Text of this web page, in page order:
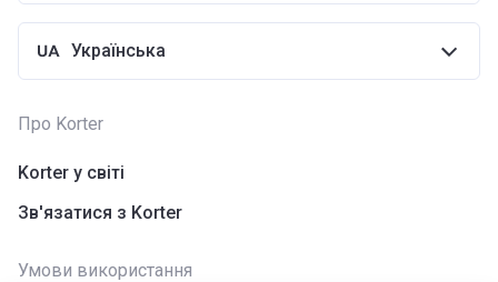
Українська
Про Korter
Korter у світі
Зв'язатися з Korter
Умови використання